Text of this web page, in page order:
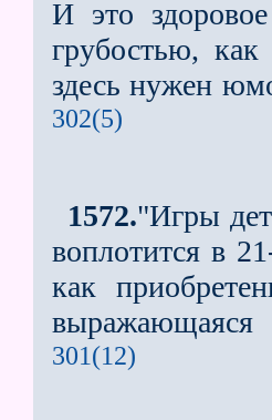
И это
грубостью,
здесь нужен
302(5)
1572."Игры
воплотится в
как
301(12)